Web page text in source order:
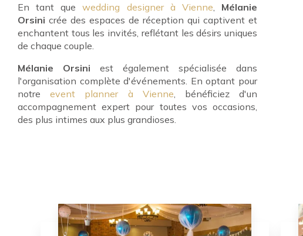
En tant quewedding designer à Vienne
Mélanie
Orsini crée des espaces de réception qui captivent et
enchantent tous les invités, reflétant les désirs uniques
de chaque couple.
Mélanie Orsini est également spécialisée dans
l'organisation complète d'événements. En optant pour
notreevent planner à Vienne , bénéficiez d'un
accompagnement expert pour toutes vos occasions,
des plus intimes aux plus grandioses.